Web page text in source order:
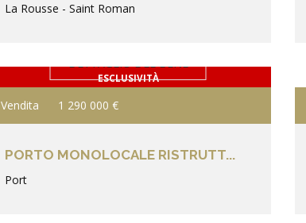
La Rousse - Saint Roman
ESCLUSIVITÀ
DETTAGLIO DEL BENE
Vendita 1 290 000 €
PORTO MONOLOCALE RISTRUTT...
Port